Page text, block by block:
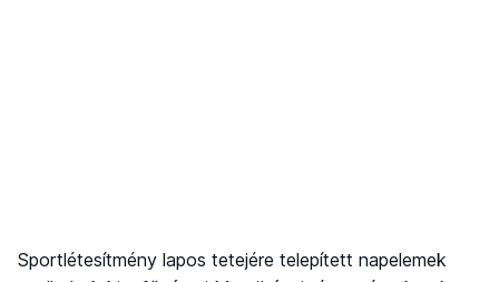
Sportlétesítmény lapos tetejére telepített napelemek